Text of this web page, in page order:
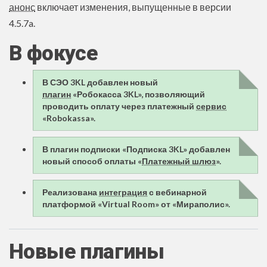
анонс включает изменения, выпущенные в версии
4.5.7a.
В фокусе
В СЭО 3KL добавлен новый
плагин «Робокасса 3KL», позволяющий
проводить оплату через платежный сервис
«Robokassa».
В плагин подписки «Подписка 3KL» добавлен
новый способ оплаты «Платежный шлюз».
Реализована интеграцияс вебинарной
платформой «Virtual Room» от «Мираполис».
Новые плагины